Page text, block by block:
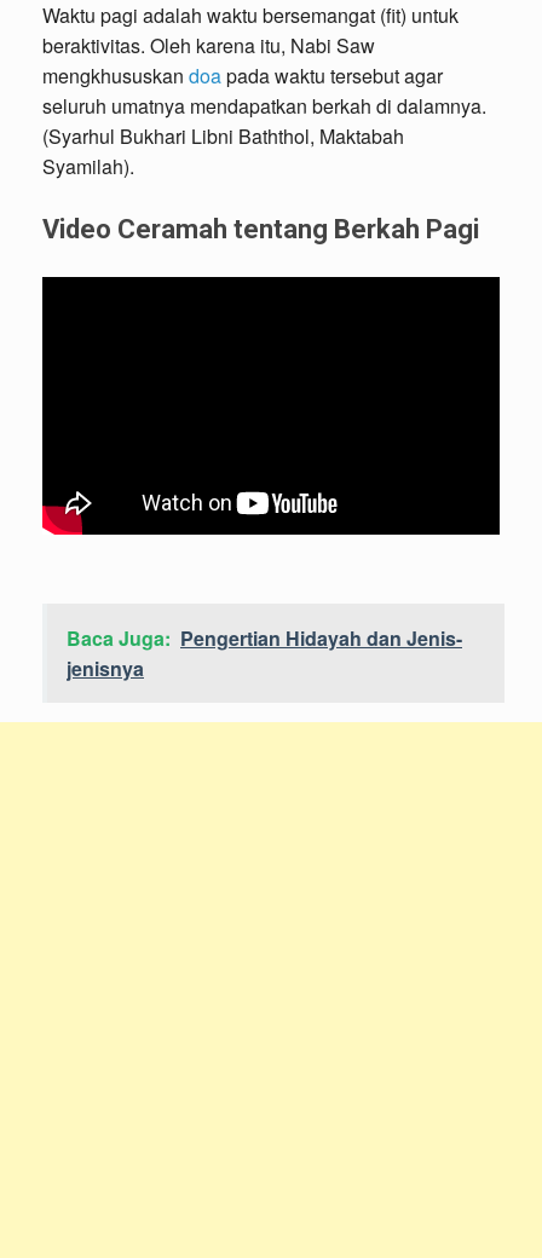
Waktu pagi adalah waktu bersemangat (fit) untuk
beraktivitas. Oleh karena itu, Nabi Saw
mengkhususkan doapada waktu tersebut agar
seluruh umatnya mendapatkan berkah di dalamnya.
(Syarhul Bukhari Libni Baththol, Maktabah
Syamilah).
Video Ceramah tentang Berkah Pagi
Baca Juga: Pengertian Hidayah dan Jenis-
jenisnya